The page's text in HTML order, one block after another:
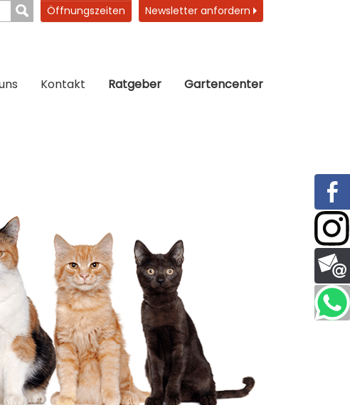
Öffnungszeiten Newsletter anfordern
Kontakt Ratgeber Gartencenter